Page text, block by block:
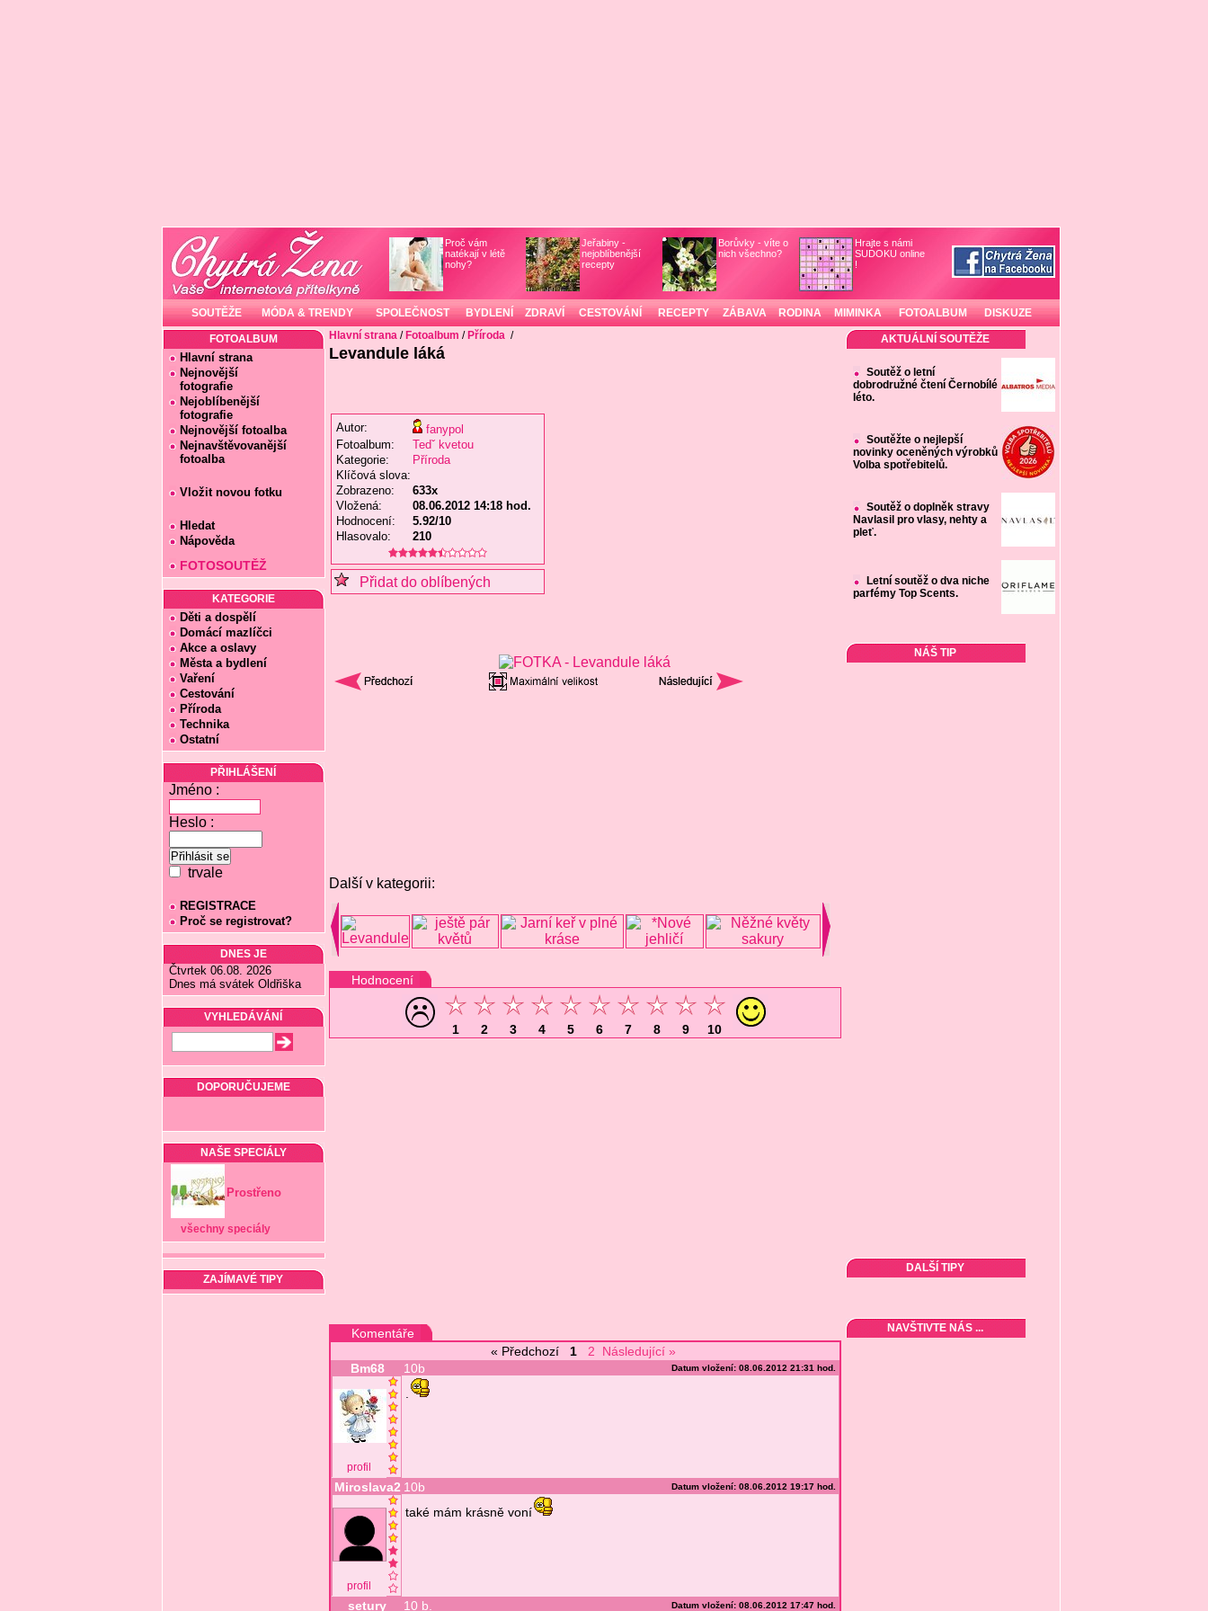
Proč vám
natékají v létě
nohy?
Jeřabiny -
nejoblíbenější
recepty
Borůvky - víte o
nich všechno?
Hrajte s námi
SUDOKU online
!
SOUTĚŽE MÓDA & TRENDY SPOLEČNOST BYDLENÍ ZDRAVÍ CESTOVÁNÍ RECEPTY ZÁBAVA RODINA MIMINKA FOTOALBUM DISKUZE
FOTOALBUM
Hlavní strana
Nejnovější
fotografie
Nejoblíbenější
fotografie
Nejnovější fotoalba
Nejnavštěvovanější
fotoalba
Vložit novou fotku
Hledat
Nápověda
FOTOSOUTĚŽ
KATEGORIE
Děti a dospělí
Domácí mazlíčci
Akce a oslavy
Města a bydlení
Vaření
Cestování
Příroda
Technika
Ostatní
PŘIHLÁŠENÍ
Jméno :
Heslo :
trvale
REGISTRACE
Proč se registrovat?
DNES JE
Čtvrtek 06.08. 2026
Dnes má svátek Oldřiška
VYHLEDÁVÁNÍ
DOPORUČUJEME
NAŠE SPECIÁLY
Prostřeno
všechny speciály
ZAJÍMAVÉ TIPY
Hlavní strana/ Fotoalbum / Příroda /
Levandule láká
Autor:
fanypol
Fotoalbum:
Tedˇ kvetou
Kategorie:
Příroda
Klíčová slova:
Zobrazeno:
633x
Vložená:
08.06.2012 14:18 hod.
Hodnocení:
5.92/10
Hlasovalo:
210
Přidat do oblíbených
Další v kategorii:
Hodnocení
1 2 3 4 5 6 7 8 9 10
Komentáře
« Předchozí
1 2
Následující »
Bm68
10b Datum vložení: 08.06.2012 21:31 hod.
profil
Miroslava2 10b Datum vložení: 08.06.2012 19:17 hod.
profil
také mám krásně voní
setury 10 b. Datum vložení: 08.06.2012 17:47 hod.
AKTUÁLNÍ SOUTĚŽE
Soutěž o letní
dobrodružné čtení Černobílé
léto.
Soutěžte o nejlepší
novinky oceněných výrobků
Volba spotřebitelů.
Soutěž o doplněk stravy
Navlasil pro vlasy, nehty a
pleť.
Letní soutěž o dva niche
parfémy Top Scents.
NÁŠ TIP
DALŠÍ TIPY
NAVŠTIVTE NÁS ...